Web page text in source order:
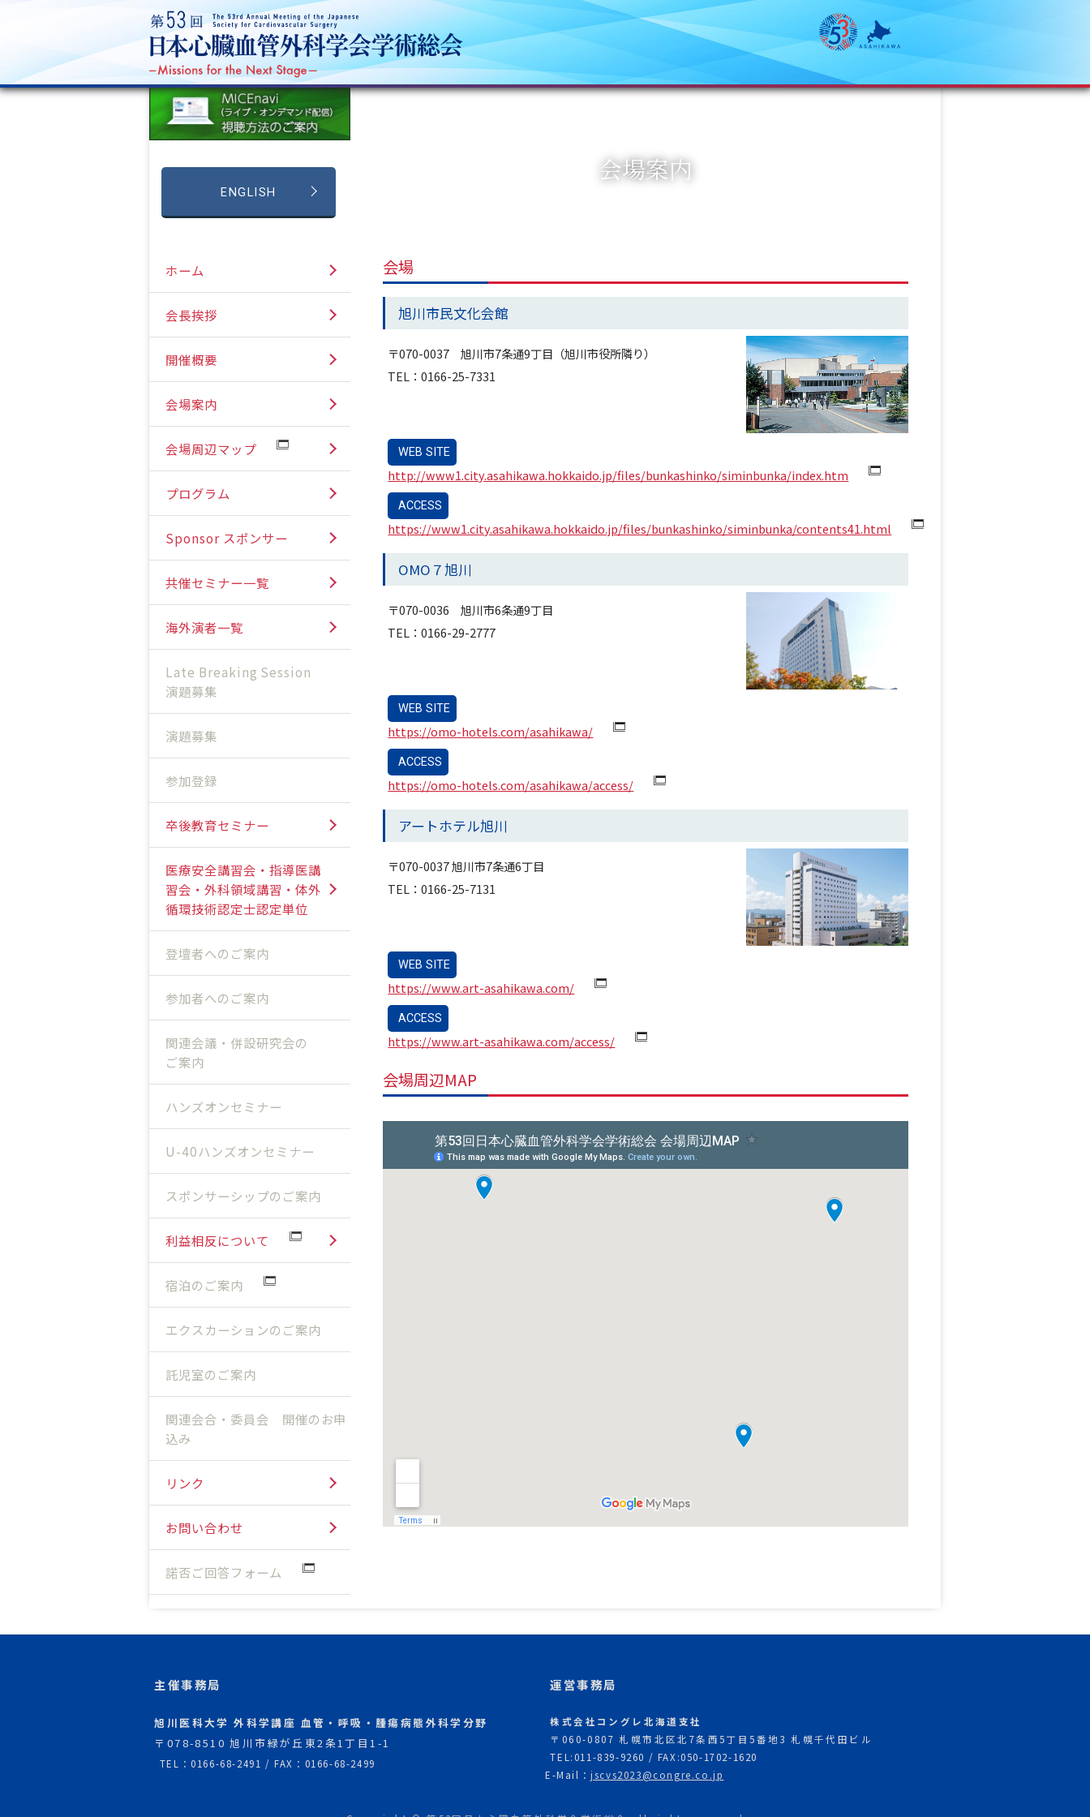
ENGLISH
ホーム
会長挨拶
開催概要
会場案内
会場周辺マップ
プログラム
Sponsor スポンサー
共催セミナー一覧
海外演者一覧
Late Breaking Session
演題募集
演題募集
参加登録
卒後教育セミナー
医療安全講習会・指導医講
習会・外科領域講習・体外
循環技術認定士認定単位
登壇者へのご案内
参加者へのご案内
関連会議・併設研究会の
ご案内
ハンズオンセミナー
U-40ハンズオンセミナー
スポンサーシップのご案内
利益相反について
宿泊のご案内
エクスカーションのご案内
託児室のご案内
関連会合・委員会 開催のお申
込み
リンク
お問い合わせ
諾否ご回答フォーム
会場案内
会場
旭川市民文化会館
〒070-0037 旭川市7条通9丁目（旭川市役所隣り）
TEL：0166-25-7331
WEB SITE
http://www1.city.asahikawa.hokkaido.jp/files/bunkashinko/siminbunka/index.htm
ACCESS
https://www1.city.asahikawa.hokkaido.jp/files/bunkashinko/siminbunka/contents41.html
OMO７旭川
〒070-0036 旭川市6条通9丁目
TEL：0166-29-2777
WEB SITE
https://omo-hotels.com/asahikawa/
ACCESS
https://omo-hotels.com/asahikawa/access/
アートホテル旭川
〒070-0037 旭川市7条通6丁目
TEL：0166-25-7131
WEB SITE
https://www.art-asahikawa.com/
ACCESS
https://www.art-asahikawa.com/access/
会場周辺MAP
主催事務局
旭川医科大学 外科学講座 血管・呼吸・腫瘍病態外科学分野
〒078-8510 旭川市緑が丘東2条1丁目1-1
TEL：0166-68-2491 / FAX：0166-68-2499
運営事務局
株式会社コングレ北海道支社
〒060-0807 札幌市北区北7条西5丁目5番地3 札幌千代田ビル
TEL:011-839-9260 / FAX:050-1702-1620
E-Mail：jscvs2023@congre.co.jp